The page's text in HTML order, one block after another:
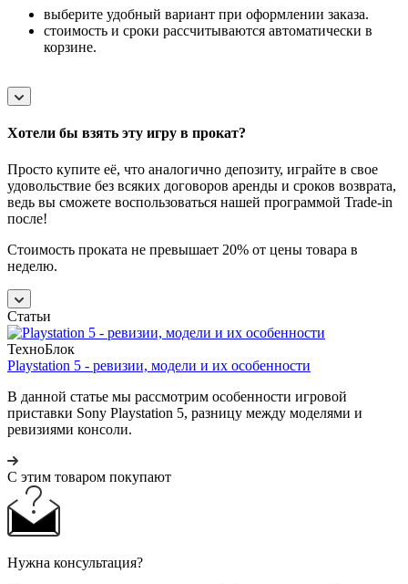
выберите удобный вариант при оформлении заказа.
стоимость и сроки рассчитываются автоматически в
корзине.
Хотели бы взять эту игру в прокат?
Просто купите её, что аналогично депозиту, играйте в свое
удовольствие без всяких договоров аренды и сроков возврата,
ведь вы сможете воспользоваться нашей программой Trade-in
после!
Стоимость проката не превышает 20% от цены товара в
неделю.
Статьи
ТехноБлок
Playstation 5 - ревизии, модели и их особенности
В данной статье мы рассмотрим особенности игровой
приставки Sony Playstation 5, разницу между моделями и
ревизиями консоли.
С этим товаром покупают
Нужна консультация?